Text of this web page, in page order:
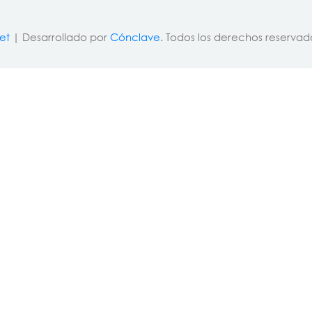
| Desarrollado por Cónclave. Todos los derechos